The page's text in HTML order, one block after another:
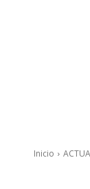
Inicio